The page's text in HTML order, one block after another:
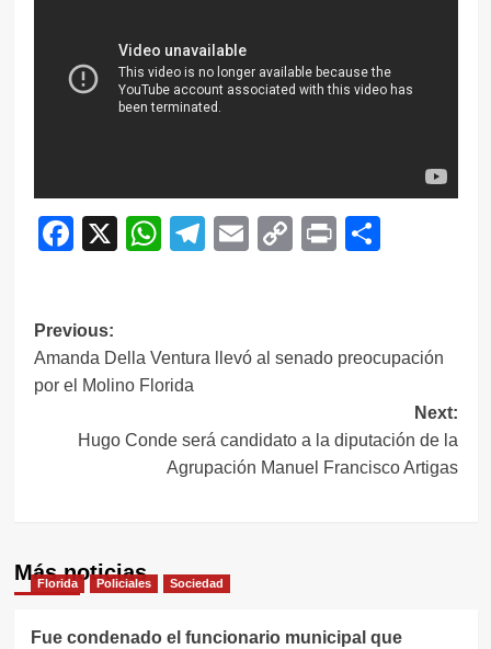
Facebook
X WhatsApp
Telegram
EmailCopy
Print
Navegación
de
entradas
Previous:
Amanda Della Ventura llevó al senado preocupación
por el Molino Florida
Next:
Hugo Conde será candidato a la diputación de la
Agrupación Manuel Francisco Artigas
Más noticias
Florida Policiales Sociedad
Fue condenado el funcionario municipal que